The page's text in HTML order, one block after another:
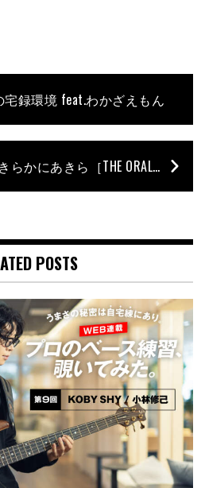
宅録環境 feat.わかざえもん
FEATURED BASSIST－あきらかにあきら［THE ORAL CIGARETTES］後篇
POSTS